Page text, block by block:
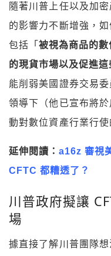
隨著川普上任以及加
的影響力不斷增強，
包括「被視為商品的數
的現貨市場以及促進
能削弱美國證券交易
領導下（他已宣布將
動對數位資產行業行使
延伸閱讀： a16z 審視
CFTC 都糟透了？
川普政府擬讓
場
據直接了解川普團隊